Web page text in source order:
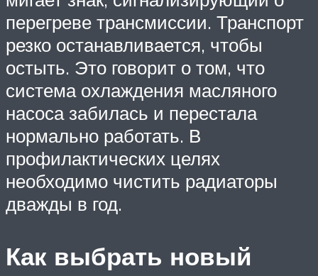
перегреве трансмиссии. Транспорт
резко останавливается, чтобы
остыть. Это говорит о том, что
система охлаждения масляного
насоса забилась и перестала
нормально работать. В
профилактических целях
необходимо чистить радиаторы
дважды в год.
Как выбрать новый